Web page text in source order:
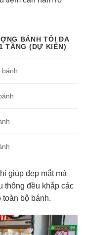
BÁNH TỐI ĐA
TẦNG (DỰ KIẾN)
bánh
giúp đẹp mắt mà
thông đều khắp các
bộ bánh.